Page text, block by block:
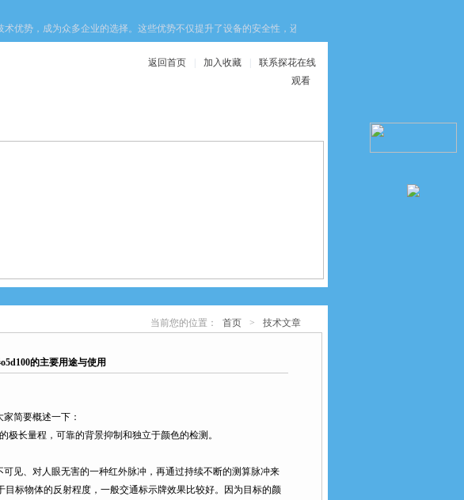
，成为众多企业的选择。这些优势不仅提升了设备的安全性，还优化了生产效率与维护成本，为工
返回首页 加入收藏
联系探花在线
观看
当前您的位置： 首页 > 技术文章
的主要用途与使用
概述一下：
量程，可靠的背景抑制和独立于颜色的检测。
、对人眼无害的一种红外脉冲，再通过持续不断的测算脉冲来
物体的反射程度，一般交通标示牌效果比较好。因为目标的颜